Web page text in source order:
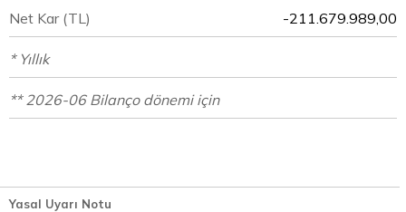
Net Kar (TL) -211.679.989,00
* Yıllık
** 2026-06 Bilanço dönemi için
Yasal Uyarı Notu